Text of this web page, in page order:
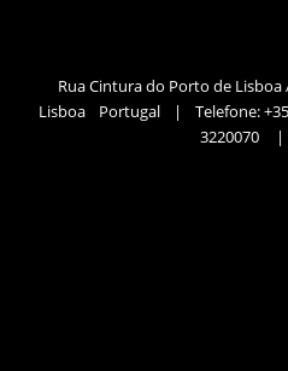
Rua Cintura do Porto de Lisboa
Lisboa
Portugal | Telefone:
3220070
|